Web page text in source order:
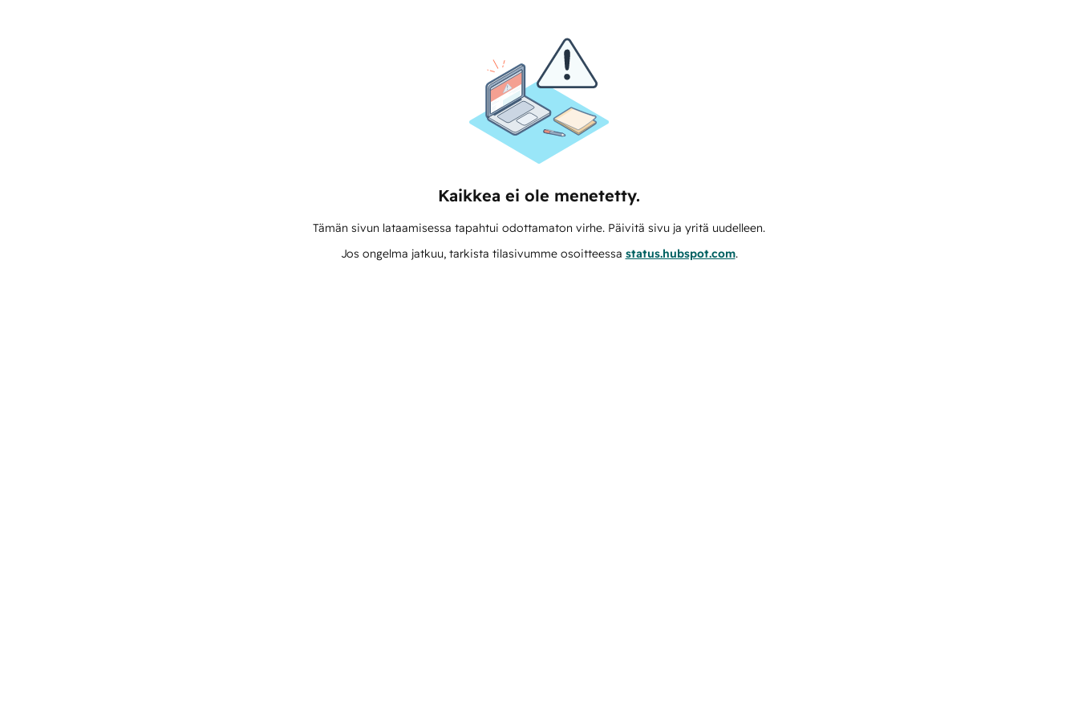
Kaikkea ei ole menetetty.
Tämän sivun lataamisessa tapahtui odottamaton virhe. Päivitä sivu ja yritä uudelleen.
Jos ongelma jatkuu, tarkista tilasivumme osoitteessa status.hubspot.com.